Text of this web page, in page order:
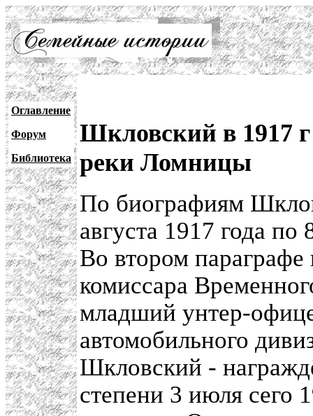
Оглавление
Форум
Библиотека
Шкловский в 1917
реки Ломницы
По биографиям
августа 1917 года
Во втором
комиссара
младший унтер-
автомобильного
Шкловский -
степени 3 июля сего